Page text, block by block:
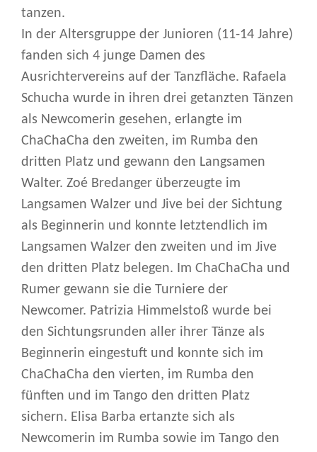
tanzen.
In der Altersgruppe der Junioren (11-14 Jahre)
fanden sich 4 junge Damen des
Ausrichtervereins auf der Tanzfläche. Rafaela
Schucha wurde in ihren drei getanzten Tänzen
als Newcomerin gesehen, erlangte im
ChaChaCha den zweiten, im Rumba den
dritten Platz und gewann den Langsamen
Walter. Zoé Bredanger überzeugte im
Langsamen Walzer und Jive bei der Sichtung
als Beginnerin und konnte letztendlich im
Langsamen Walzer den zweiten und im Jive
den dritten Platz belegen. Im ChaChaCha und
Rumer gewann sie die Turniere der
Newcomer. Patrizia Himmelstoß wurde bei
den Sichtungsrunden aller ihrer Tänze als
Beginnerin eingestuft und konnte sich im
ChaChaCha den vierten, im Rumba den
fünften und im Tango den dritten Platz
sichern. Elisa Barba ertanzte sich als
Newcomerin im Rumba sowie im Tango den